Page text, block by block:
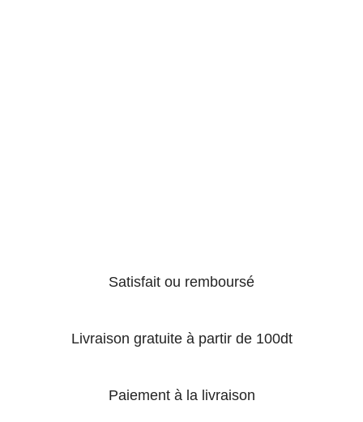
Satisfait ou remboursé
Livraison gratuite à partir de 100dt
Paiement à la livraison